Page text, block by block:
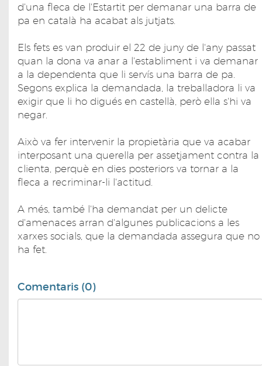
d'una fleca de l'Estartit per demanar una barra de
pa en català ha acabat als jutjats.
Els fets es van produir el 22 de juny de l'any passat
quan la dona va anar a l'establiment i va demanar
a la dependenta que li servís una barra de pa.
Segons explica la demandada, la treballadora li va
exigir que li ho digués en castellà, però ella s'hi va
negar.
Això va fer intervenir la propietària que va acabar
interposant una querella per assetjament contra la
clienta, perquè en dies posteriors va tornar a la
fleca a recriminar-li l'actitud.
A més, també l'ha demandat per un delicte
d'amenaces arran d'algunes publicacions a les
xarxes socials, que la demandada assegura que no
ha fet.
Comentaris (0)